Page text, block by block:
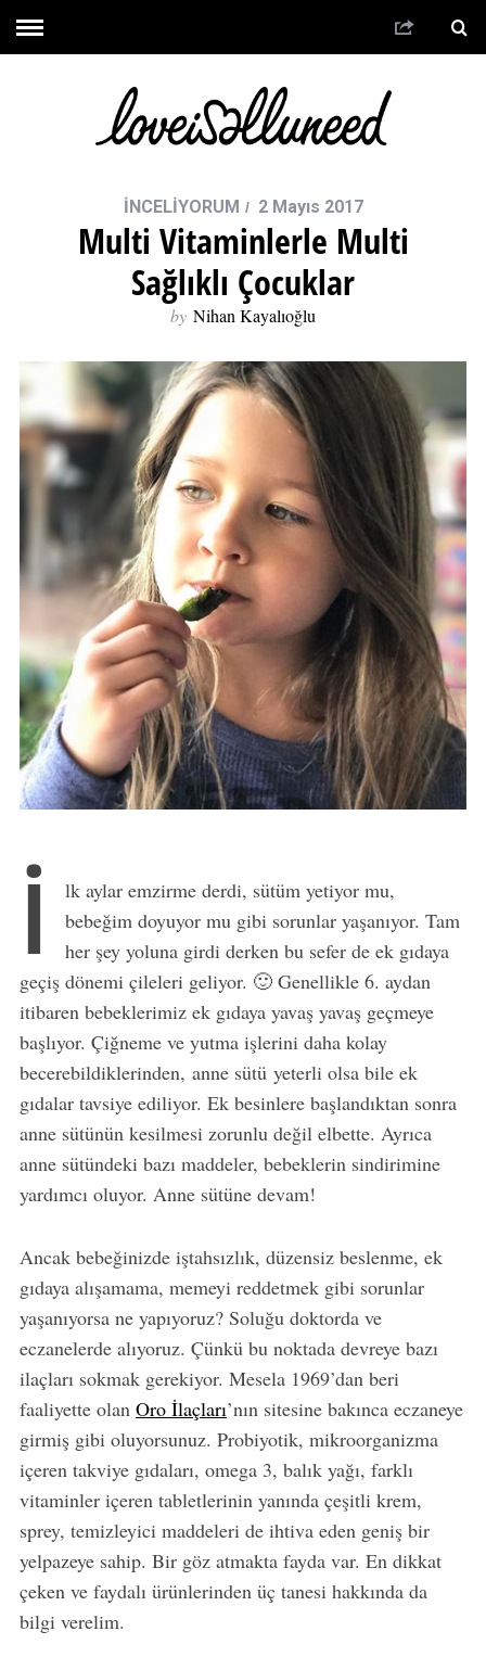
İNCELİYORUM 2 Mayıs 2017
Multi Vitaminlerle Multi
Sağlıklı Çocuklar
by Nihan Kayalıoğlu
İ
lk aylar emzirme derdi, sütüm yetiyor mu,
bebeğim doyuyor mu gibi sorunlar yaşanıyor. Tam
her şey yoluna girdi derken bu sefer de ek gıdaya
geçiş dönemi çileleri geliyor. 🙂 Genellikle 6. aydan
itibaren bebeklerimiz ek gıdaya yavaş yavaş geçmeye
başlıyor. Çiğneme ve yutma işlerini daha kolay
becerebildiklerinden, anne sütü yeterli olsa bile ek
gıdalar tavsiye ediliyor. Ek besinlere başlandıktan sonra
anne sütünün kesilmesi zorunlu değil elbette. Ayrıca
anne sütündeki bazı maddeler, bebeklerin sindirimine
yardımcı oluyor. Anne sütüne devam!
Ancak bebeğinizde iştahsızlık, düzensiz beslenme, ek
gıdaya alışamama, memeyi reddetmek gibi sorunlar
yaşanıyorsa ne yapıyoruz? Soluğu doktorda ve
eczanelerde alıyoruz. Çünkü bu noktada devreye bazı
ilaçları sokmak gerekiyor. Mesela 1969’dan beri
faaliyette olan Oro İlaçları’nın sitesine bakınca eczaneye
girmiş gibi oluyorsunuz. Probiyotik, mikroorganizma
içeren takviye gıdaları, omega 3, balık yağı, farklı
vitaminler içeren tabletlerinin yanında çeşitli krem,
sprey, temizleyici maddeleri de ihtiva eden geniş bir
yelpazeye sahip. Bir göz atmakta fayda var. En dikkat
çeken ve faydalı ürünlerinden üç tanesi hakkında da
bilgi verelim.